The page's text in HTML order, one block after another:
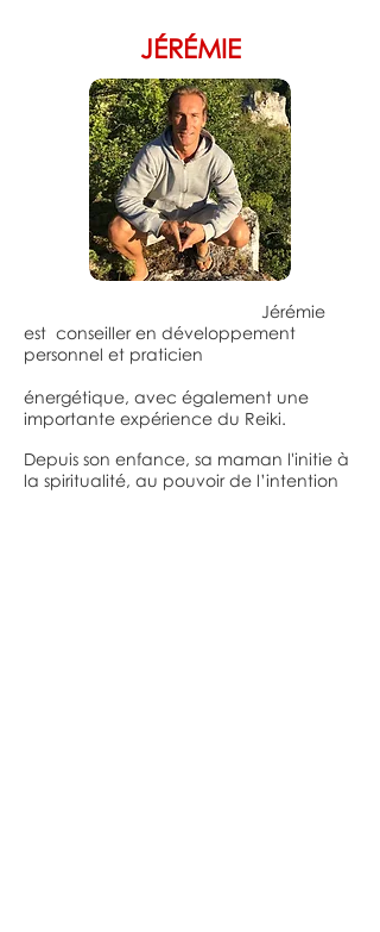
Jérémie
est conseiller en développement
personnel et praticien
énergétique, avec également une
importante expérience du Reiki.
Depuis son enfance, sa maman l'initie à
la spiritualité, au pouvoir de l’intention
JÉRÉMIE